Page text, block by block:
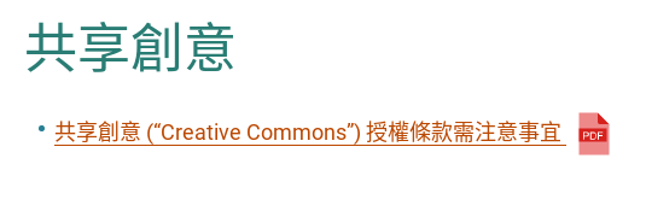
共享創意
共享創意 (“Creative Commons”) 授權條款需注意事宜